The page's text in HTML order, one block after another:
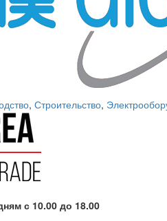
, Строительство,
с 10.00 до 18.00